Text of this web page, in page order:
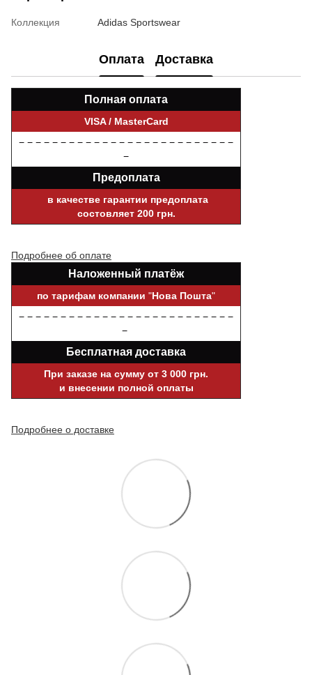
Коллекция Adidas Sportswear
Оплата Доставка
Полная оплата
VISA / MasterCard
− − − − − − − − − − − − − − − − − − − − − − − − − −
−
Предоплата
в качестве гарантии предоплата
состовляет 200 грн.
Подробнее об оплате
Наложенный платёж
по тарифам компании "Нова Пошта"
− − − − − − − − − − − − − − − − − − − − − − − − − −
−
Бесплатная доставка
При заказе на сумму от 3 000 грн.
и внесении полной оплаты
Подробнее о доставке